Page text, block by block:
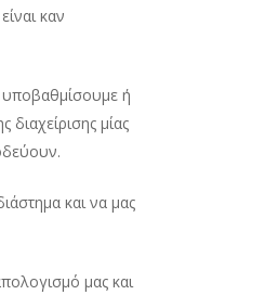
καν
υποβαθμίσουμε ή
μίας
και να μας
μας και